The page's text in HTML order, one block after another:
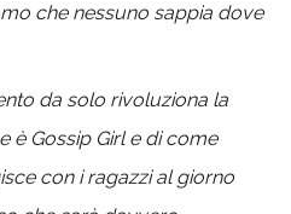
che nessuno sappia dove
da solo rivoluziona la
è Gossip Girl e di come
con i ragazzi al giorno